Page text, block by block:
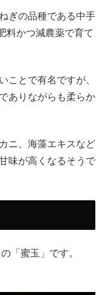
ぎの品種である中手
料かつ減農薬で育て
ことで有名ですが、
ありながらも柔らか
ニ、海藻エキスなど
味が高くなるそうで
「蜜玉」です。